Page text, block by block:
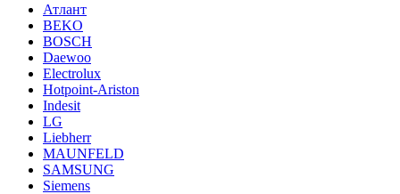
Атлант
BEKO
BOSCH
Daewoo
Electrolux
Hotpoint-Ariston
Indesit
LG
Liebherr
MAUNFELD
SAMSUNG
Siemens